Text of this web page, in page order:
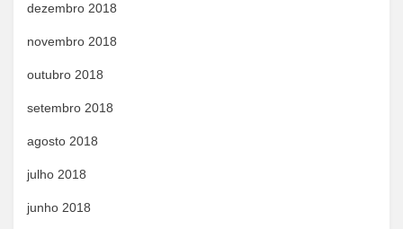
dezembro 2018
novembro 2018
outubro 2018
setembro 2018
agosto 2018
julho 2018
junho 2018